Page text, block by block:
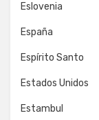
Eslovenia
España
Espírito Santo
Estados Unidos
Estambul